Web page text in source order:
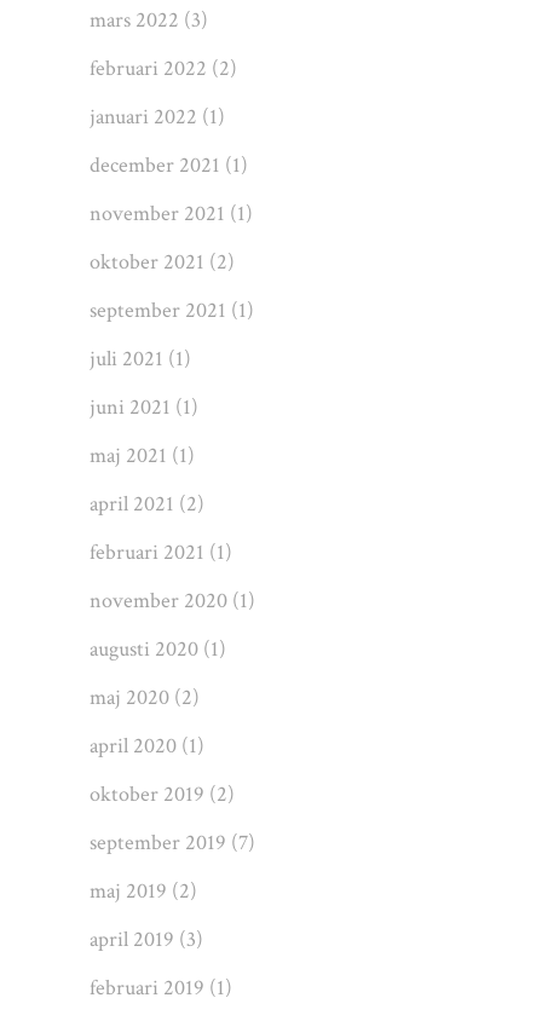
mars 2022 (3)
februari 2022 (2)
januari 2022 (1)
december 2021 (1)
november 2021 (1)
oktober 2021 (2)
september 2021 (1)
juli 2021 (1)
juni 2021 (1)
maj 2021 (1)
april 2021 (2)
februari 2021 (1)
november 2020 (1)
augusti 2020 (1)
maj 2020 (2)
april 2020 (1)
oktober 2019 (2)
september 2019 (7)
maj 2019 (2)
april 2019 (3)
februari 2019 (1)